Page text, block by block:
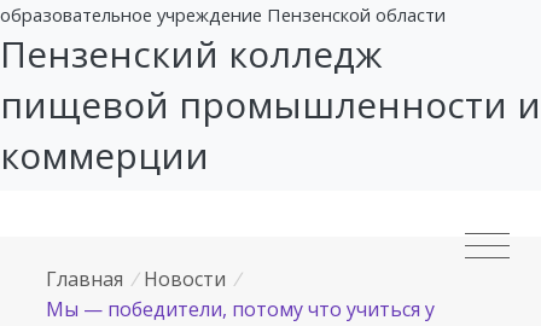
образовательное учреждение Пензенской области
Пензенский колледж
пищевой промышленности и
коммерции
Главная / Новости /
Мы — победители, потому что учиться у